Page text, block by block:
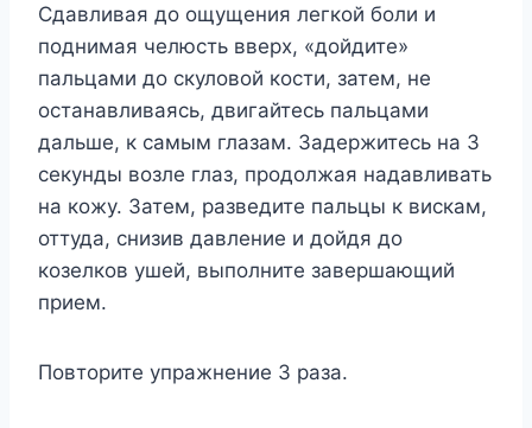
Сдавливая до ощущения легкой боли и
поднимая челюсть вверх, «дойдите»
пальцами до скуловой кости, затем, не
останавливаясь, двигайтесь пальцами
дальше, к самым глазам. Задержитесь на 3
секунды возле глаз, продолжая надавливать
на кожу. Затем, разведите пальцы к вискам,
оттуда, снизив давление и дойдя до
козелков ушей, выполните завершающий
прием.
Повторите упражнение 3 раза.